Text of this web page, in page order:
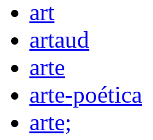
art
artaud
arte
arte-poética
arte;